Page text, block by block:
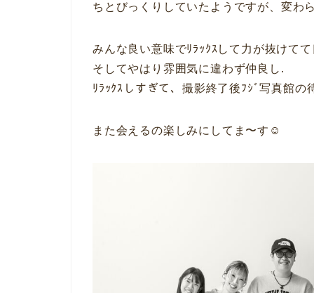
ちとびっくりしていたようですが、変わ
みんな良い意味でﾘﾗｯｸｽして力が抜けて
そしてやはり雰囲気に違わず仲良し.
ﾘﾗｯｸｽしすぎて、撮影終了後ﾌｼﾞ写真館
また会えるの楽しみにしてま〜す☺︎